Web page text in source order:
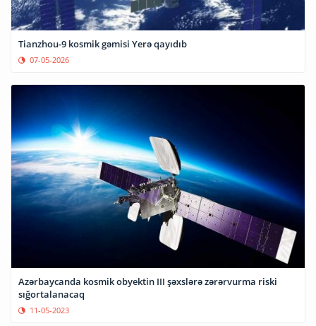
Tianzhou-9 kosmik gəmisi Yerə qayıdıb
07-05-2026
Azərbaycanda kosmik obyektin III şəxslərə zərərvurma riski
sığortalanacaq
11-05-2023